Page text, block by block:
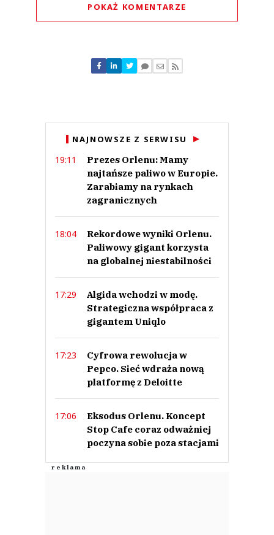
POKAŻ KOMENTARZE
Nie znaleziono komentarzy
Zostaw swoje komentarze
NAJNOWSZE Z SERWISU
19:11
Prezes Orlenu: Mamy
najtańsze paliwo w Europie.
Zarabiamy na rynkach
zagranicznych
18:04
Rekordowe wyniki Orlenu.
Paliwowy gigant korzysta
na globalnej niestabilności
17:29
Algida wchodzi w modę.
Strategiczna współpraca z
gigantem Uniqlo
17:23
Cyfrowa rewolucja w
Pepco. Sieć wdraża nową
platformę z Deloitte
17:06
Eksodus Orlenu. Koncept
Stop Cafe coraz odważniej
poczyna sobie poza stacjami